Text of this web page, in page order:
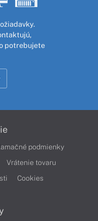
potrebujete
podmienky
Vrátenie tovaru
Cookies